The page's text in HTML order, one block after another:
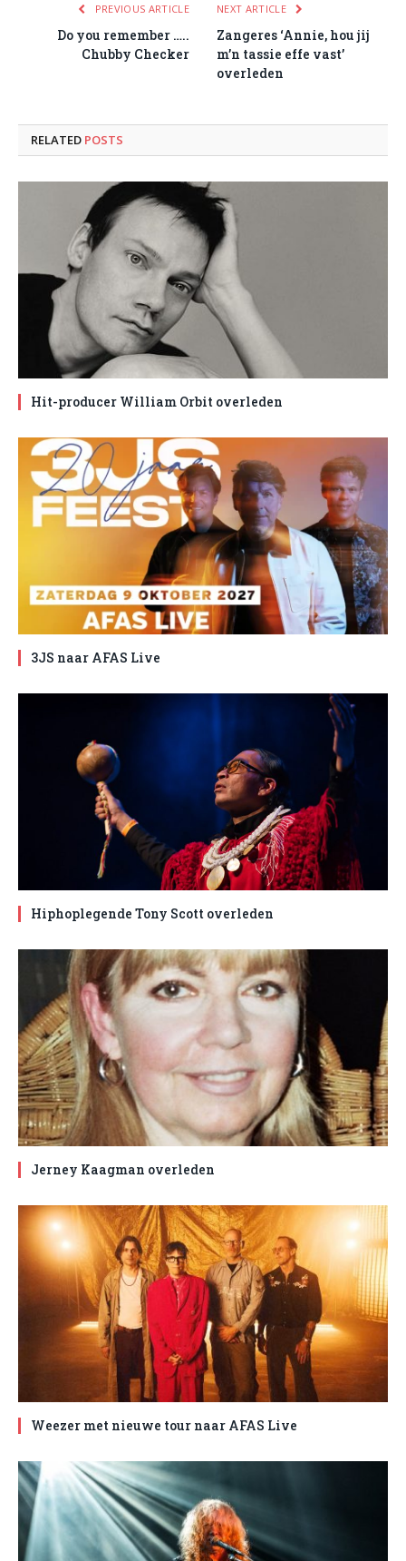
PREVIOUS ARTICLE
Do you remember …..
Chubby Checker
NEXT ARTICLE
Zangeres ‘Annie, hou jij
m’n tassie effe vast’
overleden
RELATED POSTS
Hit-producer William Orbit overleden
3JS naar AFAS Live
Hiphoplegende Tony Scott overleden
Jerney Kaagman overleden
Weezer met nieuwe tour naar AFAS Live